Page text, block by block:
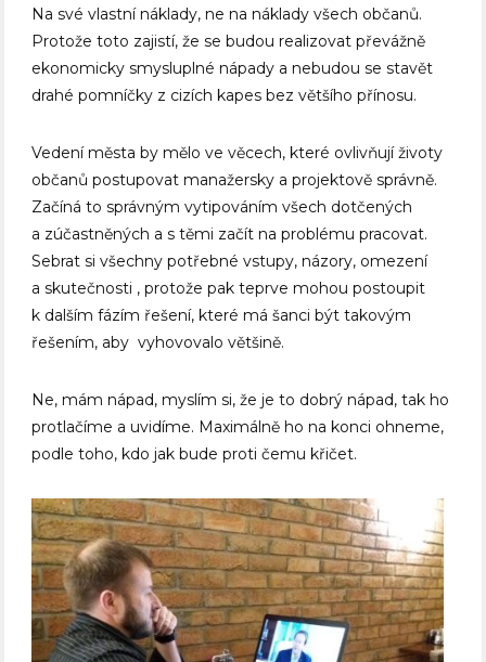
Na své vlastní náklady, ne na náklady všech občanů.
Protože toto zajistí, že se budou realizovat převážně
ekonomicky smysluplné nápady a nebudou se stavět
drahé pomníčky z cizích kapes bez většího přínosu.
Vedení města by mělo ve věcech, které ovlivňují životy
občanů postupovat manažersky a projektově správně.
Začíná to správným vytipováním všech dotčených
a zúčastněných a s těmi začít na problému pracovat.
Sebrat si všechny potřebné vstupy, názory, omezení
a skutečnosti , protože pak teprve mohou postoupit
k dalším fázím řešení, které má šanci být takovým
řešením, aby vyhovovalo většině.
Ne, mám nápad, myslím si, že je to dobrý nápad, tak ho
protlačíme a uvidíme. Maximálně ho na konci ohneme,
podle toho, kdo jak bude proti čemu křičet.